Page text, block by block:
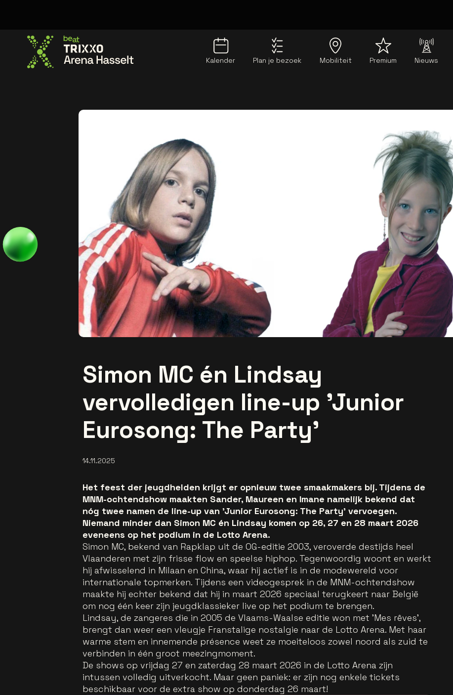
Kalender Plan je bezoek Mobiliteit Premium Nieuws
Simon MC én Lindsay
vervolledigen line-up 'Junior
Eurosong: The Party'
14.11.2025
Het feest der jeugdhelden krijgt er opnieuw twee smaakmakers bij. Tijdens de
MNM-ochtendshow maakten Sander, Maureen en Imane namelijk bekend dat
nóg twee namen de line-up van 'Junior Eurosong: The Party' vervoegen.
Niemand minder dan Simon MC én Lindsay komen op 26, 27 en 28 maart 2026
eveneens op het podium in de Lotto Arena.
Simon MC, bekend van Rapklap uit de OG-editie 2003, veroverde destijds heel
Vlaanderen met zijn frisse flow en speelse hiphop. Tegenwoordig woont en werkt
hij afwisselend in Milaan en China, waar hij actief is in de modewereld voor
internationale topmerken. Tijdens een videogesprek in de MNM-ochtendshow
maakte hij echter bekend dat hij in maart 2026 speciaal terugkeert naar België
om nog één keer zijn jeugdklassieker live op het podium te brengen.
Lindsay, de zangeres die in 2005 de Vlaams-Waalse editie won met 'Mes rêves',
brengt dan weer een vleugje Franstalige nostalgie naar de Lotto Arena. Met haar
warme stem en innemende présence weet ze moeiteloos zowel noord als zuid te
verbinden in één groot meezingmoment.
De shows op vrijdag 27 en zaterdag 28 maart 2026 in de Lotto Arena zijn
intussen volledig uitverkocht. Maar geen paniek: er zijn nog enkele tickets
beschikbaar voor de extra show op donderdag 26 maart!